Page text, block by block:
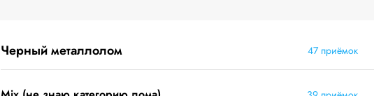
Черный металлолом 47 приёмок